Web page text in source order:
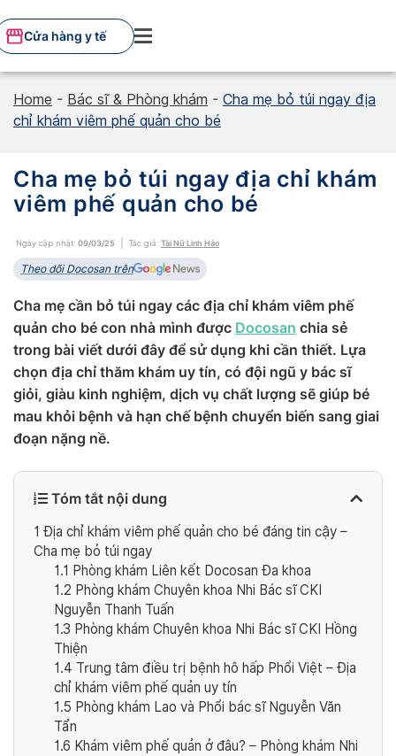
to
content
Cửa hàng y tế
Home - Bác sĩ & Phòng khám - Cha mẹ bỏ túi ngay địa
chỉ khám viêm phế quản cho bé
Cha mẹ bỏ túi ngay địa chỉ khám
viêm phế quản cho bé
Ngày cập nhật: 09/03/25 Tác giả: Tài Nữ Linh Hảo
Theo dõi Docosan trên
Cha mẹ cần bỏ túi ngay các địa chỉ khám viêm phế
quản cho bé con nhà mình được Docosan chia sẻ
trong bài viết dưới đây để sử dụng khi cần thiết. Lựa
chọn địa chỉ thăm khám uy tín, có đội ngũ y bác sĩ
giỏi, giàu kinh nghiệm, dịch vụ chất lượng sẽ giúp bé
mau khỏi bệnh và hạn chế bệnh chuyển biến sang giai
đoạn nặng nề.
Tóm tắt nội dung
1 Địa chỉ khám viêm phế quản cho bé đáng tin cậy –
Cha mẹ bỏ túi ngay
1.1 Phòng khám Liên kết Docosan Đa khoa
1.2 Phòng khám Chuyên khoa Nhi Bác sĩ CKI
Nguyễn Thanh Tuấn
1.3 Phòng khám Chuyên khoa Nhi Bác sĩ CKI Hồng
Thiện
1.4 Trung tâm điều trị bệnh hô hấp Phổi Việt – Địa
chỉ khám viêm phế quản uy tín
1.5 Phòng khám Lao và Phổi bác sĩ Nguyễn Văn
Tẩn
1.6 Khám viêm phế quản ở đâu? – Phòng khám Nhi